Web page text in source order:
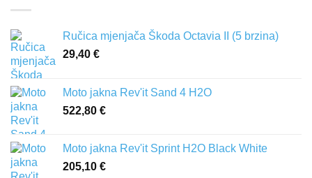
Ručica mjenjača Škoda Octavia II (5 brzina)
29,40 €
Moto jakna Rev'it Sand 4 H2O
522,80 €
Moto jakna Rev'it Sprint H2O Black White
205,10 €